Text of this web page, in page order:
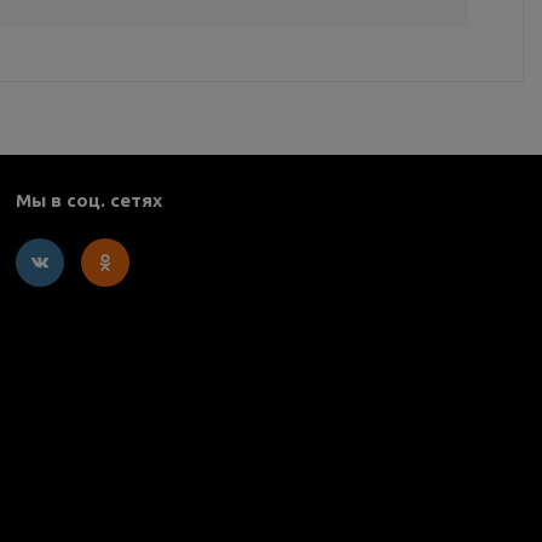
Мы в соц. сетях